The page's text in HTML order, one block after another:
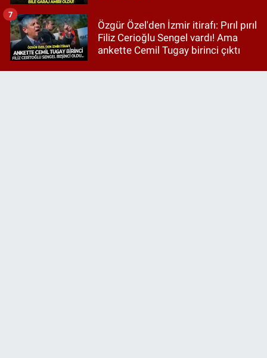
Özgür Özel'den İzmir itirafı: Pırıl pırıl
Filiz Cerioğlu Sengel vardı! Ama
ankette Cemil Tugay birinci çıktı
7